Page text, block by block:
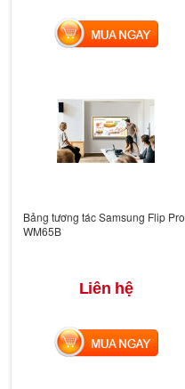
MUA NGAY
Bảng tương tác Samsung Flip Pro
WM65B
Liên hệ
MUA NGAY